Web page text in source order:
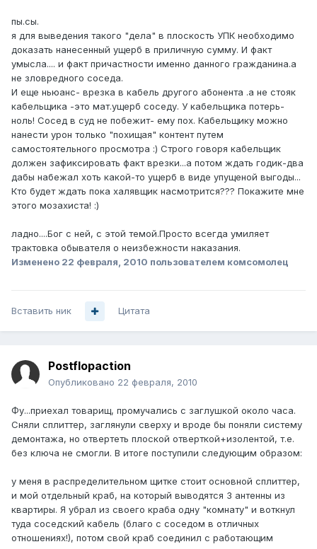
пы.сы.
я для выведения такого "дела" в плоскость УПК необходимо
доказать нанесенный ущерб в приличную сумму. И факт
умысла.... и факт причастности именно данного гражданина.а
не зловредного соседа.
И еще ньюанс- врезка в кабель другого абонента .а не стояк
кабельщика -это мат.ущерб соседу. У кабельщика потерь-
ноль! Сосед в суд не побежит- ему пох. Кабельщику можно
нанести урон только "похищая" контент путем
самостоятельного просмотра :) Строго говоря кабельщик
должен зафиксировать факт врезки...а потом ждать годик-два
дабы набежал хоть какой-то ущерб в виде упущеной выгоды...
Кто будет ждать пока халявщик насмотрится??? Покажите мне
этого мозахиста! :)
ладно....Бог с ней, с этой темой.Просто всегда умиляет
трактовка обывателя о неизбежности наказания.
Изменено 22 февраля, 2010 пользователем комсомолец
Вставить ник Цитата
Postflopaction
Опубликовано 22 февраля, 2010
Фу...приехал товарищ, промучались с заглушкой около часа.
Сняли сплиттер, заглянули сверху и вроде бы поняли систему
демонтажа, но отвертеть плоской отверткой+изолентой, т.е.
без ключа не смогли. В итоге поступили следующим образом:
у меня в распределительном щитке стоит основной сплиттер,
и мой отдельный краб, на который выводятся 3 антенны из
квартиры. Я убрал из своего краба одну "комнату" и воткнул
туда соседский кабель (благо с соседом в отличных
отношениях!), потом свой краб соединил с работающим